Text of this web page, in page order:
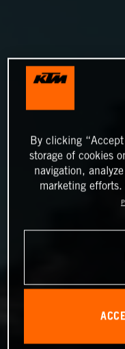
By clicking
storage of cookies
navigation,
marketing